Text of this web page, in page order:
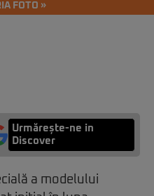
FOTO »
Urmărește-ne in
Discover
a modelului